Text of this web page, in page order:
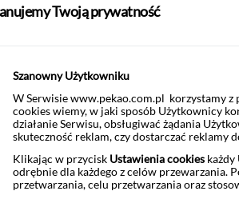
zakupu akcji:
przyjmowania ofert sprzedaży:
przyjmowania ofert sprzedaży:
Twoją prywatność
Szanowny Użytkowniku
W Serwisie www.pekao.com.pl korzystamy
cookies wiemy, w jaki sposób Użytkownicy
działanie Serwisu, obsługiwać żądania
skuteczność reklam, czy dostarczać reklamy
Klikając w przycisk Ustawienia cookies
odrębnie dla każdego z celów przewarzania.
przetwarzania, celu przetwarzania oraz